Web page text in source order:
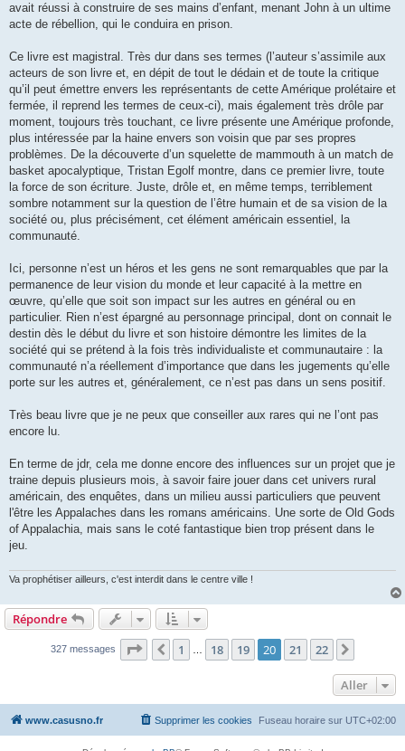
avait réussi à construire de ses mains d’enfant, menant John à un ultime
acte de rébellion, qui le conduira en prison.
Ce livre est magistral. Très dur dans ses termes (l’auteur s’assimile aux
acteurs de son livre et, en dépit de tout le dédain et de toute la critique
qu’il peut émettre envers les représentants de cette Amérique prolétaire et
fermée, il reprend les termes de ceux-ci), mais également très drôle par
moment, toujours très touchant, ce livre présente une Amérique profonde,
plus intéressée par la haine envers son voisin que par ses propres
problèmes. De la découverte d’un squelette de mammouth à un match de
basket apocalyptique, Tristan Egolf montre, dans ce premier livre, toute
la force de son écriture. Juste, drôle et, en même temps, terriblement
sombre notamment sur la question de l’être humain et de sa vision de la
société ou, plus précisément, cet élément américain essentiel, la
communauté.
Ici, personne n’est un héros et les gens ne sont remarquables que par la
permanence de leur vision du monde et leur capacité à la mettre en
œuvre, qu’elle que soit son impact sur les autres en général ou en
particulier. Rien n’est épargné au personnage principal, dont on connait le
destin dès le début du livre et son histoire démontre les limites de la
société qui se prétend à la fois très individualiste et communautaire : la
communauté n’a réellement d’importance que dans les jugements qu’elle
porte sur les autres et, généralement, ce n’est pas dans un sens positif.
Très beau livre que je ne peux que conseiller aux rares qui ne l’ont pas
encore lu.
En terme de jdr, cela me donne encore des influences sur un projet que je
traine depuis plusieurs mois, à savoir faire jouer dans cet univers rural
américain, des enquêtes, dans un milieu aussi particuliers que peuvent
l'être les Appalaches dans les romans américains. Une sorte de Old Gods
of Appalachia, mais sans le coté fantastique bien trop présent dans le
jeu.
Va prophétiser ailleurs, c'est interdit dans le centre ville !
Répondre
327 messages Page 20 sur 22
Précédent
1 18 19 20 21 22
Aller
www.casusno.fr Fuseau horaire sur UTC+02:00
Supprimer les cookies